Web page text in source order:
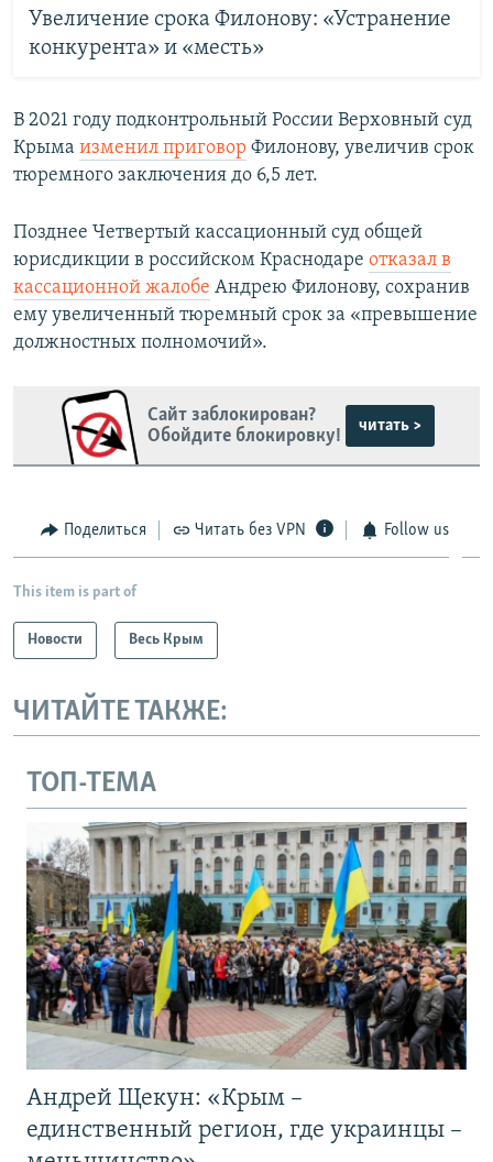
Увеличение срока Филонову: «Устранение
конкурента» и «месть»
В 2021 году подконтрольный России Верховный суд
Крыма изменил приговор Филонову, увеличив срок
тюремного заключения до 6,5 лет.
Позднее Четвертый кассационный суд общей
юрисдикции в российском Краснодаре отказал в
кассационной жалобе Андрею Филонову, сохранив
ему увеличенный тюремный срок за «превышение
должностных полномочий».
Сайт заблокирован?
Обойдите блокировку!
читать >
Поделиться Читать без VPN Follow us
This item is part of
Новости Весь Крым
ЧИТАЙТЕ ТАКЖЕ:
ТОП-ТЕМА
Андрей Щекун: «Крым –
единственный регион, где украинцы –